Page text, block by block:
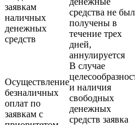
заявкам
наличных
денежных
средств
средства не
получены в
течение трех
дней,
аннулируется
Осуществление
безналичных
оплат по
заявкам с
В случае
и наличия
свободных
денежных
средств заявка